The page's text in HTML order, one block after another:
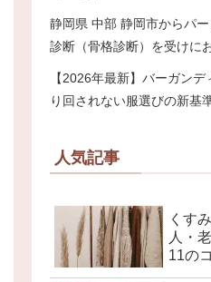
静岡県 中部 静岡市からパ
診断（骨格診断）を受けに
【2026年最新】バーガン
り回されない服選びの新基
人気記事
くす
人・
11の